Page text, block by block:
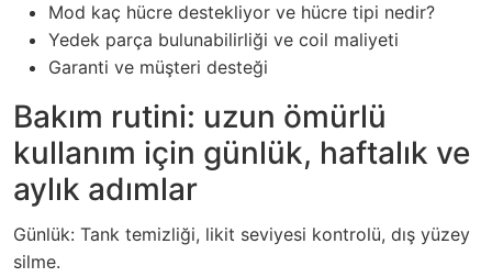
Mod kaç hücre destekliyor ve hücre tipi nedir?
Yedek parça bulunabilirliği ve coil maliyeti
Garanti ve müşteri desteği
Bakım rutini: uzun ömürlü
kullanım için günlük, haftalık ve
aylık adımlar
Günlük: Tank temizliği, likit seviyesi kontrolü, dış yüzey
silme.